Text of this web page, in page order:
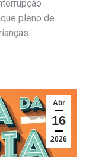
pleno de
Abr
16
2026